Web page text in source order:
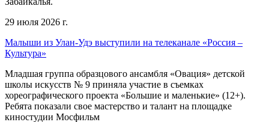
29 июля 2026 г.
Малыши из Улан-Удэ выступили на телеканале «Россия –
Культура»
Младшая группа образцового ансамбля «Овация» детской
школы искусств № 9 приняла участие в съемках
хореографического проекта «Большие и маленькие» (12+).
Ребята показали свое мастерство и талант на площадке
киностудии Мосфильм